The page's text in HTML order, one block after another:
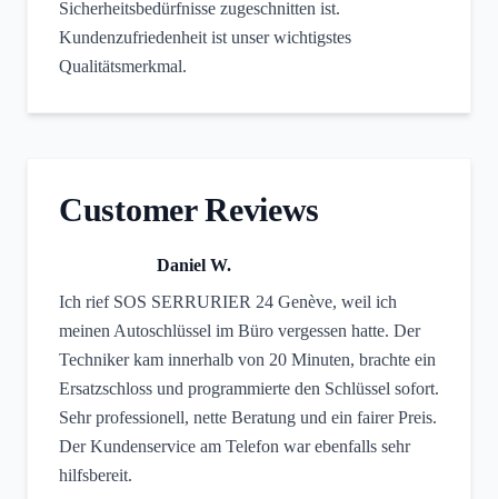
Sicherheitsbedürfnisse zugeschnitten ist.
Kundenzufriedenheit ist unser wichtigstes
Qualitätsmerkmal.
Customer Reviews
Daniel W.
Ich rief SOS SERRURIER 24 Genève, weil ich
meinen Autoschlüssel im Büro vergessen hatte. Der
Techniker kam innerhalb von 20 Minuten, brachte ein
Ersatzschloss und programmierte den Schlüssel sofort.
Sehr professionell, nette Beratung und ein fairer Preis.
Der Kundenservice am Telefon war ebenfalls sehr
hilfsbereit.